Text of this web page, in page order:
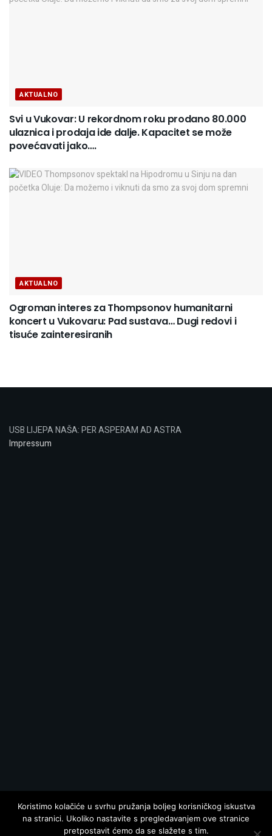
AKTUALNO
Svi u Vukovar: U rekordnom roku prodano 80.000
ulaznica i prodaja ide dalje. Kapacitet se može
povećavati jako….
AKTUALNO
Ogroman interes za Thompsonov humanitarni
koncert u Vukovaru: Pad sustava… Dugi redovi i
tisuće zainteresiranih
USB LIJEPA NAŠA: PER ASPERAM AD ASTRA
Impressum
Koristimo kolačiće u svrhu pružanja boljeg korisničkog iskustva
na stranici. Ukoliko nastavite s pregledavanjem ove stranice
pretpostavit ćemo da se slažete s tim.